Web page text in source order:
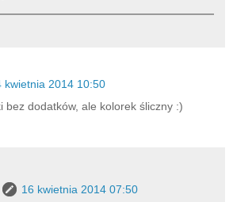
kwietnia 2014 10:50
bez dodatków, ale kolorek śliczny :)
16 kwietnia 2014 07:50